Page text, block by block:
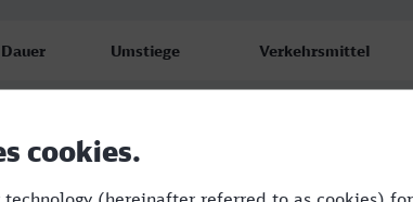
Dauer Umstiege Verkehrsmittel